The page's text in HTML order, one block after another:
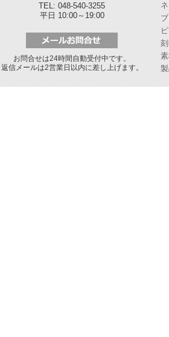
TEL: 048-540-3255
平日 10:00～19:00
お問合せは24時間自動受付中です。
返信メールは2営業日以内に差し上げます。